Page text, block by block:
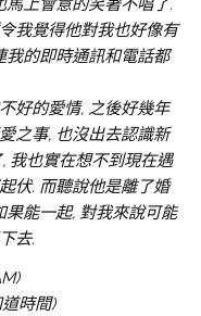
上會意的笑著不唱了.
我覺得他對我也好像有
我的即時通訊和電話都
好的愛情, 之後好幾年
之事, 也沒出去認識新
我也實在想不到現在遇
伏. 而聽說他是離了婚
果能一起, 對我來說可能
去.
時間)